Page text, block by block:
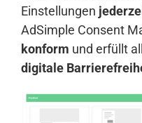
Einstellungen
AdSimple Consent
konform und erfüllt
digitale